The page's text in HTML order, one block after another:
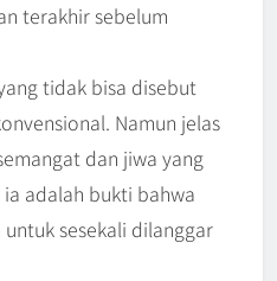
terakhir sebelum
tidak bisa disebut
Namun jelas
dan jiwa yang
ia adalah bukti bahwa
sesekali dilanggar